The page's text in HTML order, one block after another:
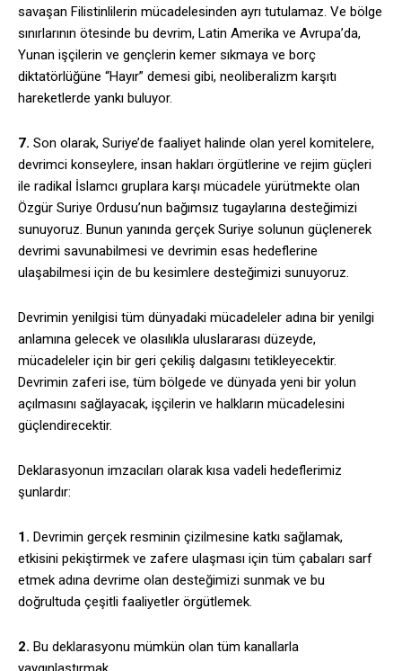
savaşan Filistinlilerin mücadelesinden ayrı tutulamaz. Ve bölge
sınırlarının ötesinde bu devrim, Latin Amerika ve Avrupa’da,
Yunan işçilerin ve gençlerin kemer sıkmaya ve borç
diktatörlüğüne “Hayır” demesi gibi, neoliberalizm karşıtı
hareketlerde yankı buluyor.
7. Son olarak, Suriye’de faaliyet halinde olan yerel komitelere,
devrimci konseylere, insan hakları örgütlerine ve rejim güçleri
ile radikal İslamcı gruplara karşı mücadele yürütmekte olan
Özgür Suriye Ordusu’nun bağımsız tugaylarına desteğimizi
sunuyoruz. Bunun yanında gerçek Suriye solunun güçlenerek
devrimi savunabilmesi ve devrimin esas hedeflerine
ulaşabilmesi için de bu kesimlere desteğimizi sunuyoruz.
Devrimin yenilgisi tüm dünyadaki mücadeleler adına bir yenilgi
anlamına gelecek ve olasılıkla uluslararası düzeyde,
mücadeleler için bir geri çekiliş dalgasını tetikleyecektir.
Devrimin zaferi ise, tüm bölgede ve dünyada yeni bir yolun
açılmasını sağlayacak, işçilerin ve halkların mücadelesini
güçlendirecektir.
Deklarasyonun imzacıları olarak kısa vadeli hedeflerimiz
şunlardır:
1. Devrimin gerçek resminin çizilmesine katkı sağlamak,
etkisini pekiştirmek ve zafere ulaşması için tüm çabaları sarf
etmek adına devrime olan desteğimizi sunmak ve bu
doğrultuda çeşitli faaliyetler örgütlemek.
2. Bu deklarasyonu mümkün olan tüm kanallarla